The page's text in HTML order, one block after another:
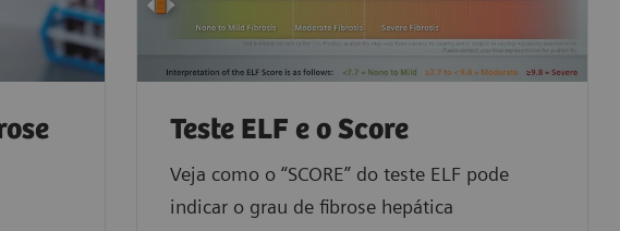
Teste ELF e o Score
Veja como o “SCORE” do teste ELF pode
indicar o grau de fibrose hepática